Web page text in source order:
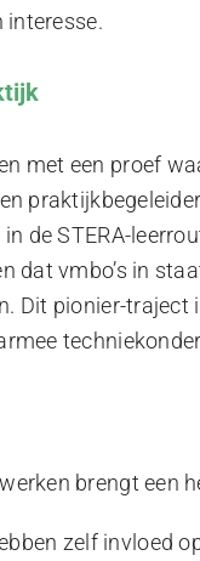
interesse.
met een proef
de STERA-
dat vmbo’s in
Dit pionier-
brengt een
zelf invloed